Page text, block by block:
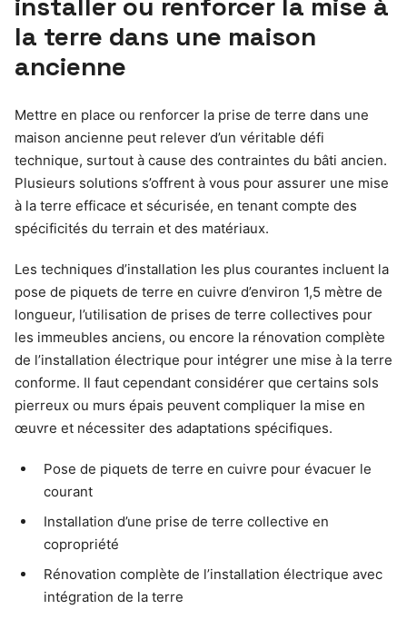
la terre dans une maison
ancienne
Mettre en place ou renforcer la prise de terre dans une
maison ancienne peut relever d’un véritable défi
technique, surtout à cause des contraintes du bâti ancien.
Plusieurs solutions s’offrent à vous pour assurer une mise
à la terre efficace et sécurisée, en tenant compte des
spécificités du terrain et des matériaux.
Les techniques d’installation les plus courantes incluent la
pose de piquets de terre en cuivre d’environ 1,5 mètre de
longueur, l’utilisation de prises de terre collectives pour
les immeubles anciens, ou encore la rénovation complète
de l’installation électrique pour intégrer une mise à la terre
conforme. Il faut cependant considérer que certains sols
pierreux ou murs épais peuvent compliquer la mise en
œuvre et nécessiter des adaptations spécifiques.
Pose de piquets de terre en cuivre pour évacuer le
courant
Installation d’une prise de terre collective en
copropriété
Rénovation complète de l’installation électrique avec
intégration de la terre